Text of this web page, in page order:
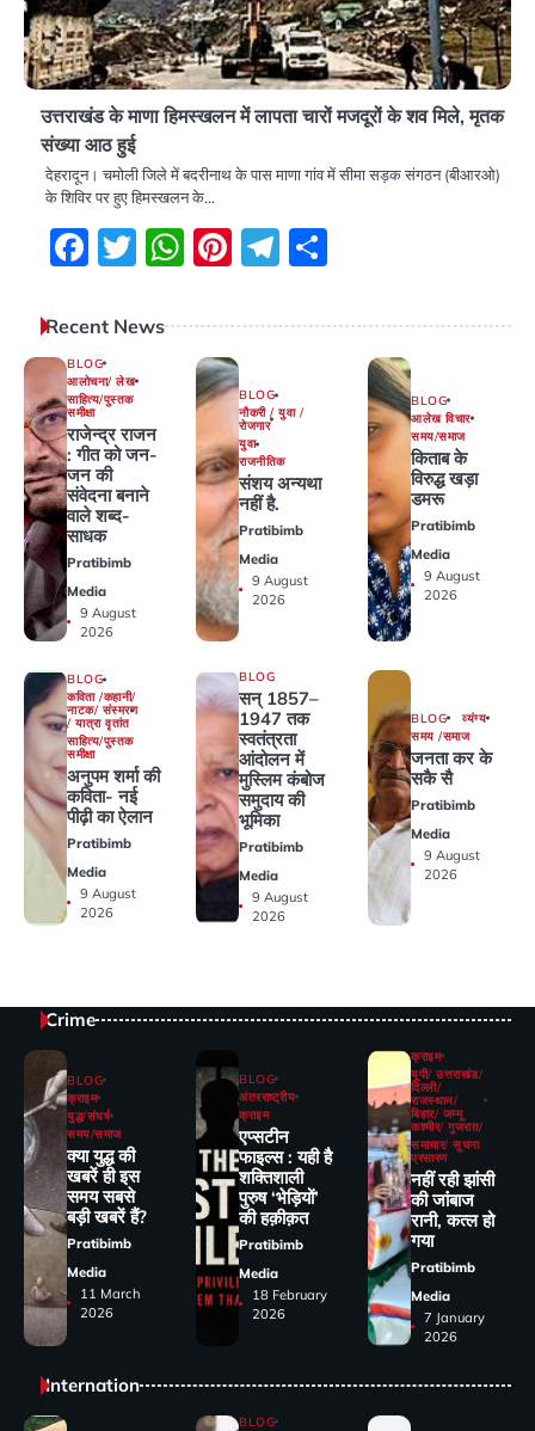
उत्तराखंड के माणा हिमस्खलन में लापता चारों मजदूरों के शव मिले, मृतक
संख्या आठ हुई
देहरादून। चमोली जिले में बदरीनाथ के पास माणा गांव में सीमा सड़क संगठन (बीआरओ)
के शिविर पर हुए हिमस्खलन के…
Facebook
Twitter
WhatsApp
Pinterest
Telegram
Recent News
BLOG
आलोचना/ लेख
साहित्य/पुस्तक
समीक्षा
राजेन्द्र राजन
: गीत को जन-
जन की
संवेदना बनाने
वाले शब्द-
साधक
Pratibimb
Media
9 August
2026
BLOG
नौकरी / युवा /
रोजगार
युवा
राजनीतिक
संशय अन्यथा
नहीं है.
Pratibimb
Media
9 August
2026
BLOG
आलेख विचार
समय/समाज
किताब के
विरुद्ध खड़ा
डमरू
Pratibimb
Media
9 August
2026
BLOG
कविता /कहानी/
नाटक/ संस्मरण
/ यात्रा वृतांत
साहित्य/पुस्तक
समीक्षा
अनुपम शर्मा की
कविता- नई
पीढ़ी का ऐलान
Pratibimb
Media
9 August
2026
BLOG
सन् 1857–
1947 तक
स्वतंत्रता
आंदोलन में
मुस्लिम कंबोज
समुदाय की
भूमिका
Pratibimb
Media
9 August
2026
BLOG
व्यंग्य
समय /समाज
जनता कर के
सकै सै
Pratibimb
Media
9 August
2026
Crime
BLOG
क्राइम
युद्ध/संघर्ष
समय/समाज
क्या युद्ध की
खबरें ही इस
समय सबसे
बड़ी खबरें हैं?
Pratibimb
Media
11 March
2026
BLOG
अंतरराष्ट्रीय
क्राइम
एप्सटीन
फाइल्स : यही है
शक्तिशाली
पुरुष ‘भेड़ियों’
की हक़ीक़त
Pratibimb
Media
18 February
2026
क्राइम
यूपी/ उत्तराखंड/
दिल्ली/
राजस्थान/
बिहार/ जम्मू
कश्मीर/ गुजरात/
समाचार/ सूचना
प्रसारण
नहीं रही झांसी
की जांंबाज
रानी, कत्‍ल हो
गया
Pratibimb
Media
7 January
2026
Internation
BLOG